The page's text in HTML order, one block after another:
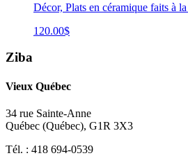
Décor, Plats en céramique faits à
120.00$
Ziba
Vieux Québec
34 rue Sainte-Anne
Québec (Québec), G1R 3X3
Tél. : 418 694-0539